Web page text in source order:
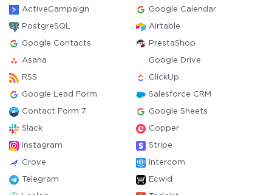
ActiveCampaign Google Calendar
PostgreSQL Airtable
Google Contacts PrestaShop
Asana Google Drive
RSS ClickUp
Google Lead Form Salesforce CRM
Contact Form 7 Google Sheets
Slack Copper
Instagram Stripe
Crove Intercom
Telegram Ecwid